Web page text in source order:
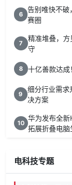
6
告别唯快不破
赛圈
7
精准堆叠，
守
8 十亿善款达
9
细分行业需求
决方案
10
华为发布全
拓展折叠电
电科技专题